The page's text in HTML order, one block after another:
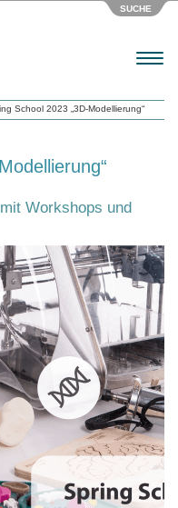
SUCHE
Menu
School 2023 „3D-Modellierung“
Workshops und